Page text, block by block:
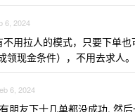
6, 2024
用拉人的模式，只要下单
领现金条件），不用去求人。
6, 2024
朋友下十几单都没成功, 然